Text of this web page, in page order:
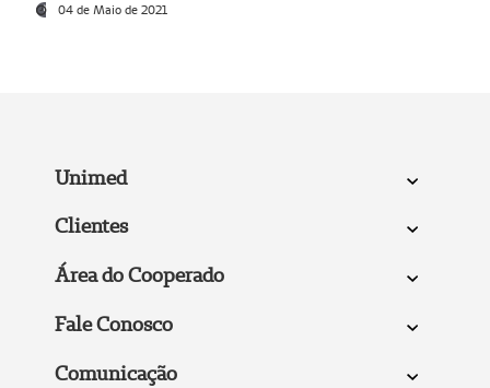
04 de Maio de 2021
Unimed
Clientes
Área do Cooperado
Fale Conosco
Comunicação